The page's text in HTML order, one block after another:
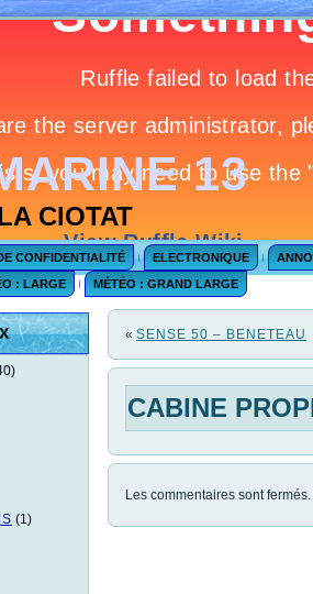
13
CIOTAT
CONFIDENTIALITÉ ELECTRONIQUE
: LARGE MÉTÉO : GRAND LARGE
(1)
« SENSE 50 – BENETEAU
CABINE
Les commentaires sont fermés.